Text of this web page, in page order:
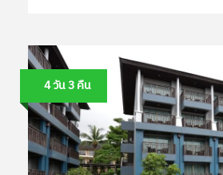
4 วัน 3 คืน